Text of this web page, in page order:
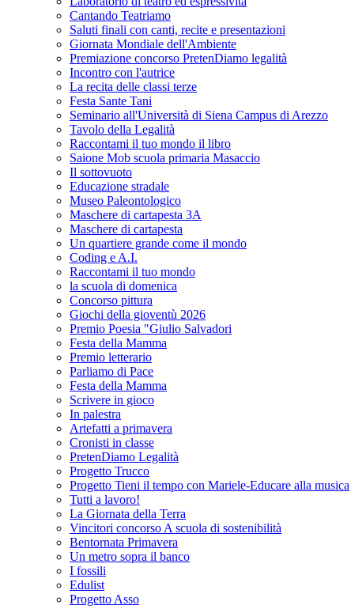
Cantando Teatriamo
Saluti finali con canti, recite e presentazioni
Giornata Mondiale dell'Ambiente
Premiazione concorso PretenDiamo legalità
Incontro con l'autrice
La recita delle classi terze
Festa Sante Tani
Seminario all'Università di Siena Campus di Arezzo
Tavolo della Legalità
Raccontami il tuo mondo il libro
Saione Mob scuola primaria Masaccio
Il sottovuoto
Educazione stradale
Museo Paleontologico
Maschere di cartapesta 3A
Maschere di cartapesta
Un quartiere grande come il mondo
Coding e A.I.
Raccontami il tuo mondo
la scuola di domenica
Concorso pittura
Giochi della gioventù 2026
Premio Poesia "Giulio Salvadori
Festa della Mamma
Premio letterario
Parliamo di Pace
Festa della Mamma
Scrivere in gioco
In palestra
Artefatti a primavera
Cronisti in classe
PretenDiamo Legalità
Progetto Trucco
Progetto Tieni il tempo con Mariele-Educare alla musica
Tutti a lavoro!
La Giornata della Terra
Vincitori concorso A scuola di sostenibilità
Bentornata Primavera
Un metro sopra il banco
I fossili
Edulist
Progetto Asso